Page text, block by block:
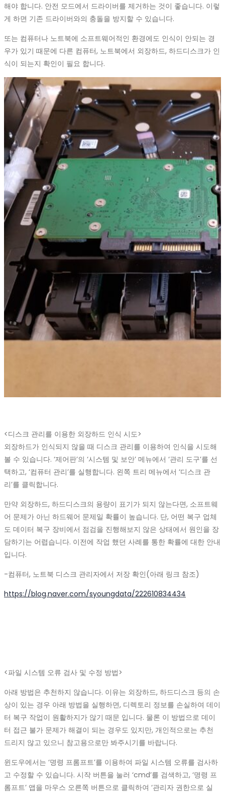
해야 합니다. 안전 모드에서 드라이버를 제거하는 것이 좋습니다. 이렇
게 하면 기존 드라이버와의 충돌을 방지할 수 있습니다.
또는 컴퓨터나 노트북에 소프트웨어적인 환경에도 인식이 안되는 경
우가 있기 때문에 다른 컴퓨터, 노트북에서 외장하드, 하드디스크가 인
식이 되는지 확인이 필요 합니다.
<디스크 관리를 이용한 외장하드 인식 시도>
외장하드가 인식되지 않을 때 디스크 관리를 이용하여 인식을 시도해
볼 수 있습니다. ‘제어판’의 ‘시스템 및 보안’ 메뉴에서 ‘관리 도구’를 선
택하고, ‘컴퓨터 관리’를 실행합니다. 왼쪽 트리 메뉴에서 ‘디스크 관
리’를 클릭합니다.
만약 외장하드, 하드디스크의 용량이 표기가 되지 않는다면, 소프트웨
어 문제가 아닌 하드웨어 문제일 확률이 높습니다. 단, 어떤 복구 업체
도 데이터 복구 장비에서 점검을 진행해보지 않은 상태에서 원인을 장
담하기는 어렵습니다. 이전에 작업 했던 사례를 통한 확률에 대한 안내
입니다.
-컴퓨터, 노트북 디스크 관리자에서 저장 확인(아래 링크 참조)
https://blog.naver.com/syoungdata/222610834434
<파일 시스템 오류 검사 및 수정 방법>
아래 방법은 추천하지 않습니다. 이유는 외장하드, 하드디스크 등의 손
상이 있는 경우 아래 방법을 실행하면, 디렉토리 정보를 손실하여 데이
터 복구 작업이 원활하지가 않기 때문 입니다. 물론 이 방법으로 데이
터 접근 불가 문제가 해결이 되는 경우도 있지만, 개인적으로는 추천
드리지 않고 있으니 참고용으로만 봐주시기를 바랍니다.
윈도우에서는 ‘명령 프롬프트’를 이용하여 파일 시스템 오류를 검사하
고 수정할 수 있습니다. 시작 버튼을 눌러 ‘cmd’를 검색하고, ‘명령 프
롬프트’ 앱을 마우스 오른쪽 버튼으로 클릭하여 ‘관리자 권한으로 실